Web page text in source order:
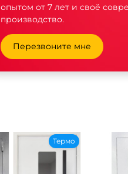
опытом от 7 лет и своё
производство.
Перезвоните мне
Термо